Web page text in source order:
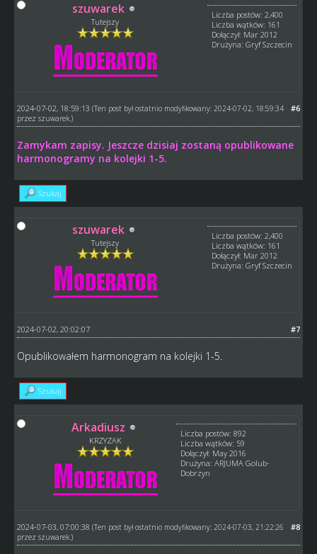
szuwarek
Tutejszy
Liczba postów: 2,400
Liczba wątków: 161
Dołączył: Mar 2012
Drużyna: Gryf Szczecin
#6
2024-07-02, 18:59:13 (Ten post był ostatnio modyfikowany: 2024-07-02, 18:59:34
przez szuwarek.)
Zamykam zapisy. Jeszcze dzisiaj zostaną opublikowane
harmonogramy na kolejki 1-5.
Szukaj
szuwarek
Tutejszy
Liczba postów: 2,400
Liczba wątków: 161
Dołączył: Mar 2012
Drużyna: Gryf Szczecin
#7
2024-07-02, 20:02:07
Opublikowałem harmonogram na kolejki 1-5.
Szukaj
Arkadiusz
KRZYZAK
Liczba postów: 892
Liczba wątków: 59
Dołączył: May 2016
Drużyna: ARJUMA Golub-
Dobrzyn
#8
2024-07-03, 07:00:38 (Ten post był ostatnio modyfikowany: 2024-07-03, 21:22:26
przez szuwarek.)